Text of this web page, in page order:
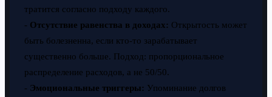
тратится согласно подходу каждого.
- Отсутствие равенства в доходах: Открытость может
быть болезненна, если кто-то зарабатывает
существенно больше. Подход: пропорциональное
распределение расходов, а не 50/50.
- Эмоциональные триггеры: Упоминание долгов